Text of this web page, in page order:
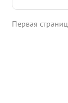
задание на
Первая